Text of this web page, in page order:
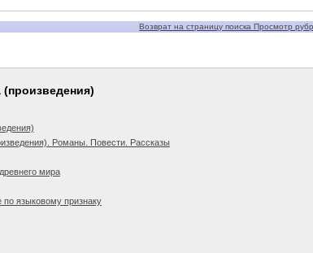
Возврат на страницу поиска Просмотр
(произведения)
Романы. Повести. Рассказы
мира
языковому признаку